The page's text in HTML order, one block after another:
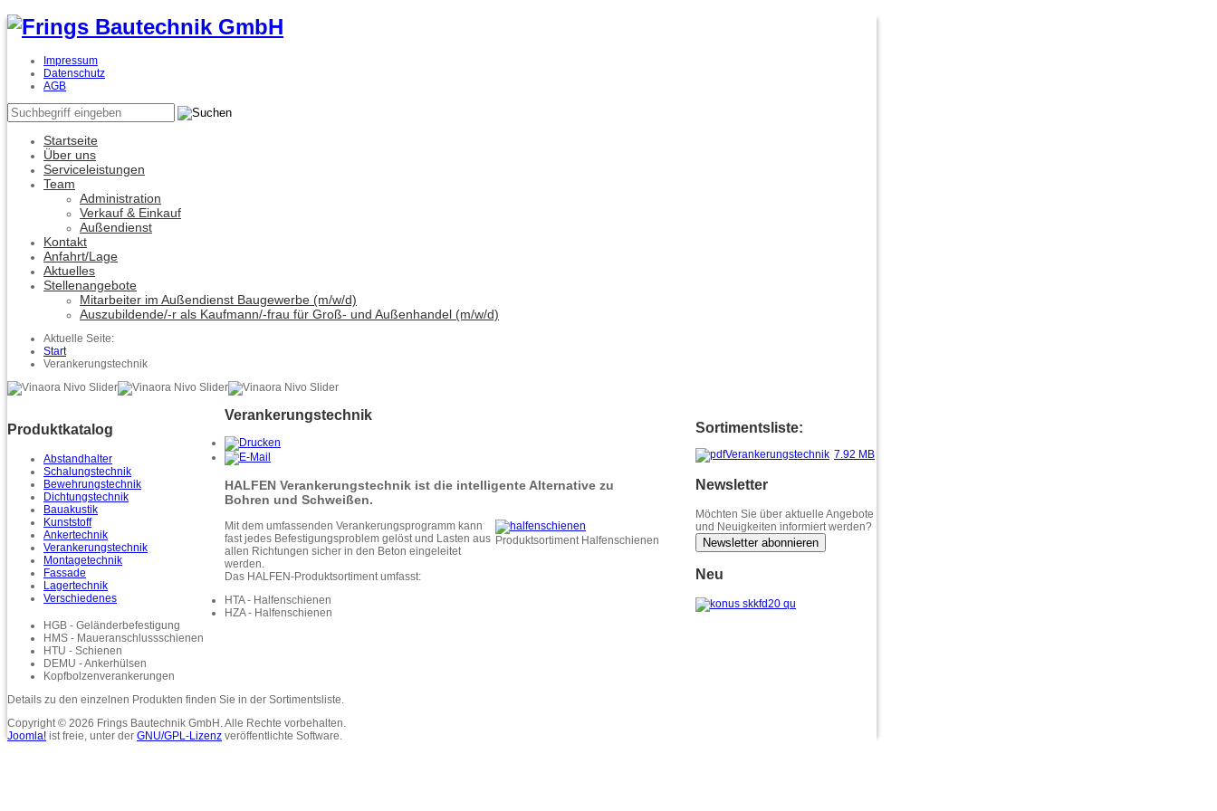
Impressum
Datenschutz
AGB
Startseite
Über uns
Serviceleistungen
Team
Administration
Verkauf & Einkauf
Außendienst
Kontakt
Anfahrt/Lage
Aktuelles
Stellenangebote
Mitarbeiter im Außendienst Baugewerbe (m/w/d)
Auszubildende/-r als Kaufmann/-frau für Groß- und Außenhandel (m/w/d)
Aktuelle Seite:
Start
Verankerungstechnik
Produktkatalog
Abstandhalter
Schalungstechnik
Bewehrungstechnik
Dichtungstechnik
Bauakustik
Kunststoff
Ankertechnik
Verankerungstechnik
Montagetechnik
Fassade
Lagertechnik
Verschiedenes
Sortimentsliste:
Verankerungstechnik 7.92 MB
Newsletter
Möchten Sie über aktuelle Angebote
und Neuigkeiten informiert werden?
Newsletter abonnieren
Neu
Verankerungstechnik
HALFEN Verankerungstechnik ist die intelligente Alternative zu
Bohren und Schweißen.
Produktsortiment Halfenschienen
Mit dem umfassenden Verankerungsprogramm kann
fast jedes Befestigungsproblem gelöst und Lasten aus
allen Richtungen sicher in den Beton eingeleitet
werden.
Das HALFEN-Produktsortiment umfasst:
HTA - Halfenschienen
HZA - Halfenschienen
HGB - Geländerbefestigung
HMS - Maueranschlussschienen
HTU - Schienen
DEMU - Ankerhülsen
Kopfbolzenverankerungen
Details zu den einzelnen Produkten finden Sie in der Sortimentsliste.
Copyright © 2026 Frings Bautechnik GmbH. Alle Rechte vorbehalten.
Joomla! ist freie, unter der GNU/GPL-Lizenz veröffentlichte Software.